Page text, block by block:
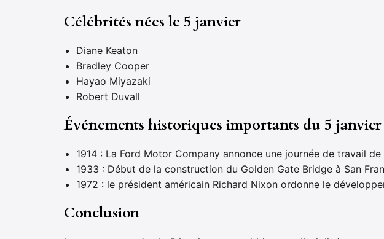
Célébrités nées le 5 janvier
Diane Keaton
Bradley Cooper
Hayao Miyazaki
Robert Duvall
Événements historiques importants du 5 janvier
1914 : La Ford Motor Company annonce une journée de travail
1933 : Début de la construction du Golden Gate Bridge à San
1972 : le président américain Richard Nixon ordonne le
Conclusion